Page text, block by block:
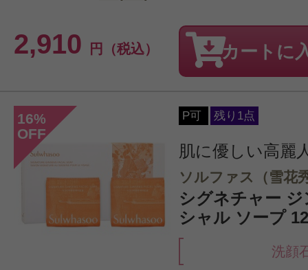
2,910 円（税込） カートに
16%
OFF
P可 残り1点
肌に優しい高麗
ソルファス（雪花
シグネチャー
シャル ソープ
洗顔